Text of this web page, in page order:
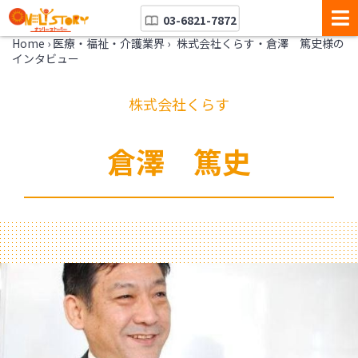
03-6821-7872
Home › 医療・福祉・介護業界 › 株式会社くらす・倉澤 篤史様の
インタビュー
株式会社くらす
倉澤 篤史